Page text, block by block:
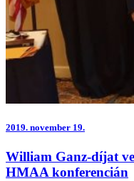
2019. november 19.
William Ganz-díjat
HMAA konferencián